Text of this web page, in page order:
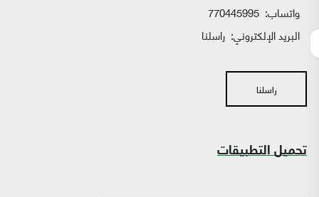
واتساب:
البريد الإلكتروني: راسلنا
راسلنا
تحميل التطبيقات